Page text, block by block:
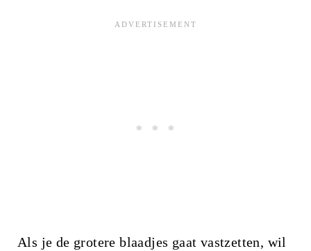
Als je de grotere blaadjes gaat vastzetten, wil